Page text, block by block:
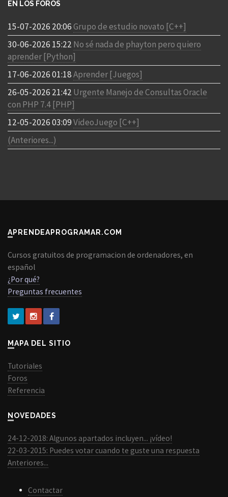
EN LOS FOROS
15-07-2026 20:06Grupo de estudio novato [C++]
30-06-2026 15:22 No sé nada de phayton pero quiero
aprender [Python]
17-06-2026 01:18Aprender [Juegos]
26-05-2026 21:42 Urgente Manejo de Consultas Oracle
con PHP 7.4 [PHP]
12-05-2026 03:09VideoJuego [C++]
(Anteriores...)
APRENDEAPROGRAMAR.COM
Cursos gratuitos de programacion de ordenadores, en
español
¿Por qué?
Preguntas frecuentes
MAPA DEL SITIO
Tutoriales
Foros
Referencia
NOVEDADES
24-12-2018: Algunos apartados incluyen... ¡vídeo!
22-03-2015: Puedes votar cuando te guste una respuesta
Anteriores...
Contactar